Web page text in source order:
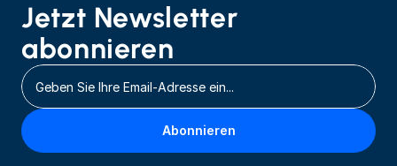
Jetzt Newsletter
abonnieren
Abonnieren